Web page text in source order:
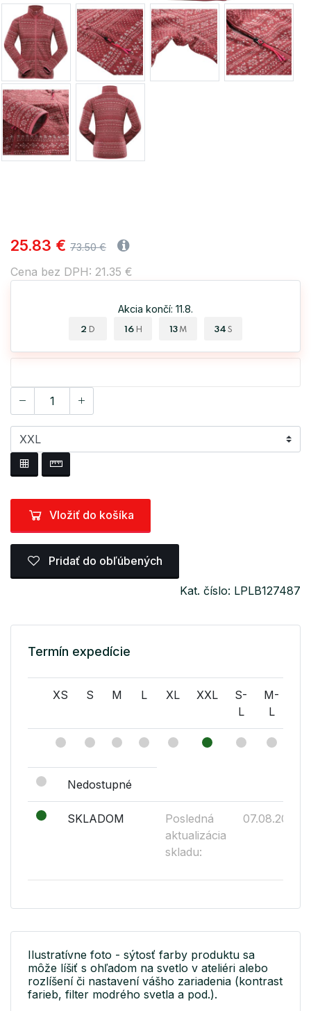
25.83 € 73.50 €
Cena bez DPH: 21.35 €
Akcia končí: 11.8.
2 D 16 H 13 M 33 S
Vložiť do košíka
Pridať do obľúbených
Kat. číslo: LPLB127487
Termín expedície
XS S M L XL XXL
S-
L
M-
L
Nedostupné
SKLADOM
Posledná
aktualizácia
skladu:
07.08.2026
Ilustratívne foto - sýtosť farby produktu sa
môže líšiť s ohľadom na svetlo v ateliéri alebo
rozlíšení či nastavení vášho zariadenia (kontrast
farieb, filter modrého svetla a pod.).